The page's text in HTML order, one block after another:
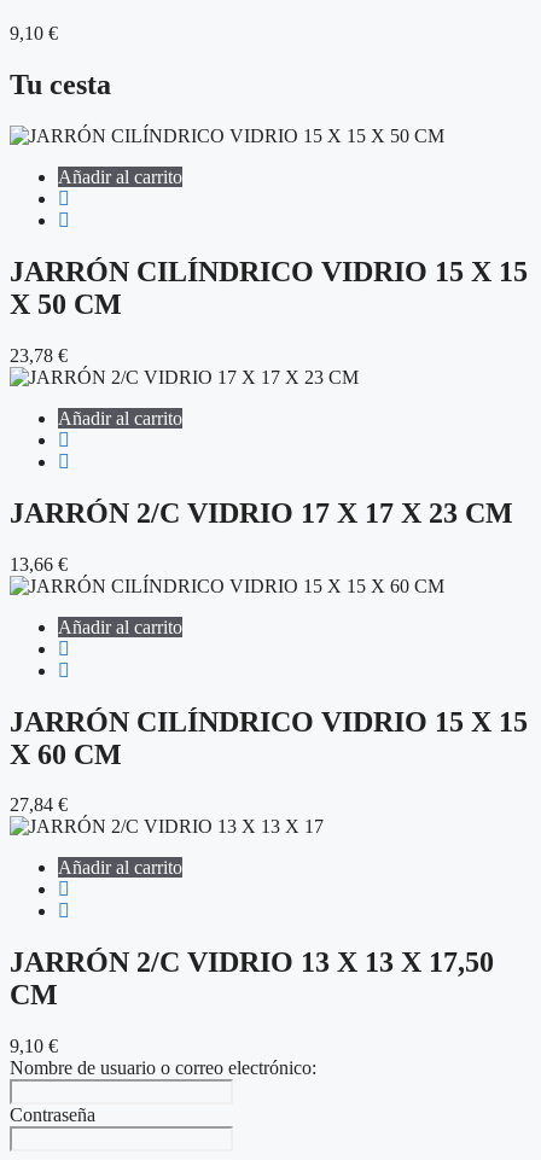
9,10 €
Tu cesta
Añadir al carrito
JARRÓN CILÍNDRICO VIDRIO 15 X 15
X 50 CM
23,78 €
Añadir al carrito
JARRÓN 2/C VIDRIO 17 X 17 X 23 CM
13,66 €
Añadir al carrito
JARRÓN CILÍNDRICO VIDRIO 15 X 15
X 60 CM
27,84 €
Añadir al carrito
JARRÓN 2/C VIDRIO 13 X 13 X 17,50
CM
9,10 €
Nombre de usuario o correo electrónico:
Contraseña